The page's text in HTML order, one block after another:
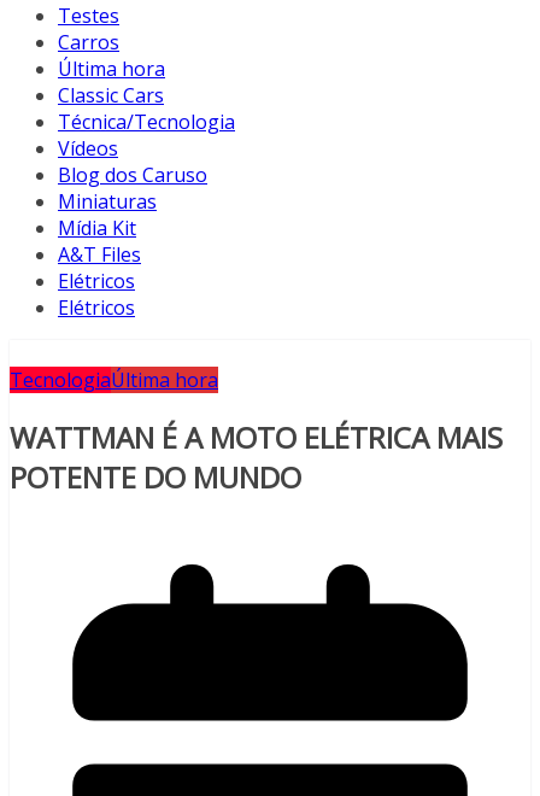
Testes
Carros
Última hora
Classic Cars
Técnica/Tecnologia
Vídeos
Blog dos Caruso
Miniaturas
Mídia Kit
A&T Files
Elétricos
Elétricos
TecnologiaÚltima hora
WATTMAN É A MOTO ELÉTRICA MAIS
POTENTE DO MUNDO